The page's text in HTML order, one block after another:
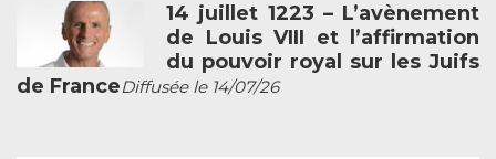
14 juillet 1223 – L’avènement
de Louis VIII et l’affirmation
du pouvoir royal sur les Juifs
de FranceDiffusée le 14/07/26